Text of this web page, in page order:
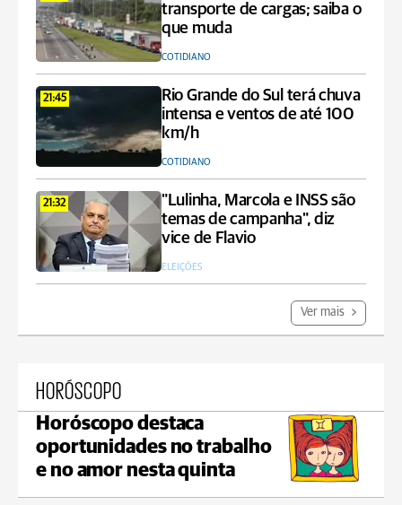
transporte de cargas; saiba o
que muda
COTIDIANO
21:45
Rio Grande do Sul terá chuva
intensa e ventos de até 100
km/h
COTIDIANO
21:32
"Lulinha, Marcola e INSS são
temas de campanha", diz
vice de Flavio
ELEIÇÕES
Ver mais
HORÓSCOPO
Horóscopo destaca
oportunidades no trabalho
e no amor nesta quinta